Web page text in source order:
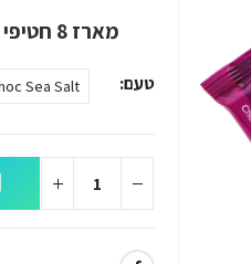
מארז 8 חטיפי חלבון קראנצ' אופטימום נוטרישן ללא תוספת סוכר טעימים במיוחד!
טעם Sea Salt